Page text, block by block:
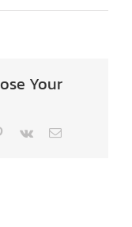
Your
Pinterest
Vk Email